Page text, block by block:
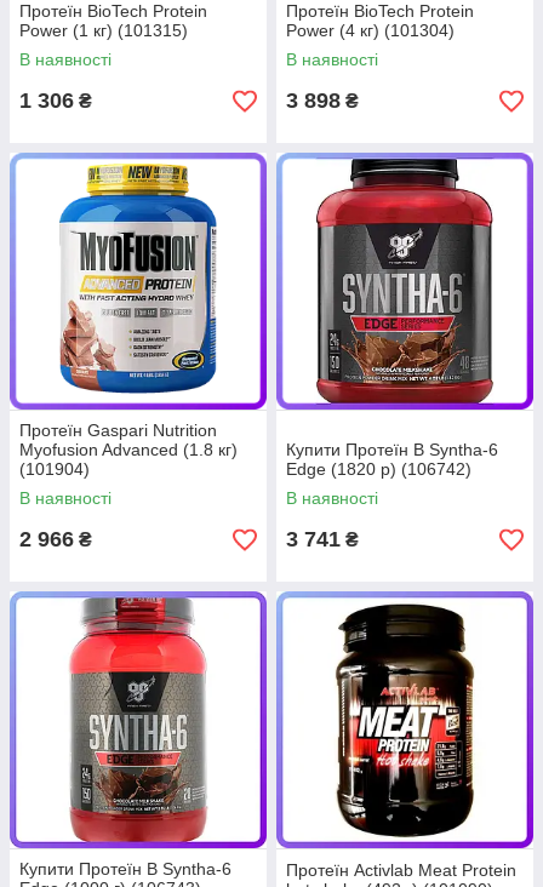
Протеїн BioTech Protein
Power (1 кг) (101315)
В наявності
1 306 ₴
Протеїн BioTech Protein
Power (4 кг) (101304)
В наявності
3 898 ₴
Протеїн Gaspari Nutrition
Myofusion Advanced (1.8 кг)
(101904)
В наявності
2 966 ₴
Купити Протеїн В Syntha-6
Edge (1820 р) (106742)
В наявності
3 741 ₴
Купити Протеїн В Syntha-6
Протеїн Activlab Meat Protein